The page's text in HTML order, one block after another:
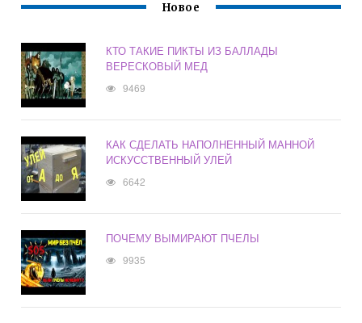
Новое
КТО ТАКИЕ ПИКТЫ ИЗ БАЛЛАДЫ
ВЕРЕСКОВЫЙ МЕД
9469
КАК СДЕЛАТЬ НАПОЛНЕННЫЙ МАННОЙ
ИСКУССТВЕННЫЙ УЛЕЙ
6642
ПОЧЕМУ ВЫМИРАЮТ ПЧЕЛЫ
9935